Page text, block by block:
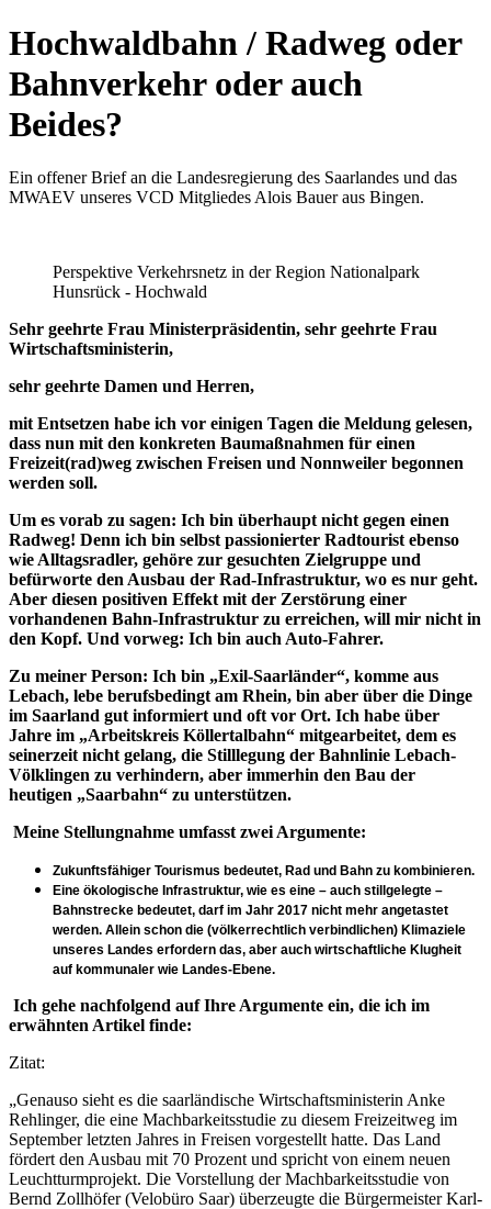
Hochwaldbahn / Radweg oder
Bahnverkehr oder auch
Beides?
Ein offener Brief an die Landesregierung des Saarlandes und das
MWAEV unseres VCD Mitgliedes Alois Bauer aus Bingen.
Perspektive Verkehrsnetz in der Region Nationalpark
Hunsrück - Hochwald
Sehr geehrte Frau Ministerpräsidentin, sehr geehrte Frau
Wirtschaftsministerin,
sehr geehrte Damen und Herren,
mit Entsetzen habe ich vor einigen Tagen die Meldung gelesen,
dass nun mit den konkreten Baumaßnahmen für einen
Freizeit(rad)weg zwischen Freisen und Nonnweiler begonnen
werden soll.
Um es vorab zu sagen: Ich bin überhaupt nicht gegen einen
Radweg! Denn ich bin selbst passionierter Radtourist ebenso
wie Alltagsradler, gehöre zur gesuchten Zielgruppe und
befürworte den Ausbau der Rad-Infrastruktur, wo es nur geht.
Aber diesen positiven Effekt mit der Zerstörung einer
vorhandenen Bahn-Infrastruktur zu erreichen, will mir nicht in
den Kopf. Und vorweg: Ich bin auch Auto-Fahrer.
Zu meiner Person: Ich bin „Exil-Saarländer“, komme aus
Lebach, lebe berufsbedingt am Rhein, bin aber über die Dinge
im Saarland gut informiert und oft vor Ort. Ich habe über
Jahre im „Arbeitskreis Köllertalbahn“ mitgearbeitet, dem es
seinerzeit nicht gelang, die Stilllegung der Bahnlinie Lebach-
Völklingen zu verhindern, aber immerhin den Bau der
heutigen „Saarbahn“ zu unterstützen.
Meine Stellungnahme umfasst zwei Argumente:
Zukunftsfähiger Tourismus bedeutet, Rad und Bahn zu kombinieren.
Eine ökologische Infrastruktur, wie es eine – auch stillgelegte –
Bahnstrecke bedeutet, darf im Jahr 2017 nicht mehr angetastet
werden. Allein schon die (völkerrechtlich verbindlichen) Klimaziele
unseres Landes erfordern das, aber auch wirtschaftliche Klugheit
auf kommunaler wie Landes-Ebene.
Ich gehe nachfolgend auf Ihre Argumente ein, die ich im
erwähnten Artikel finde:
Zitat:
„Genauso sieht es die saarländische Wirtschaftsministerin Anke
Rehlinger, die eine Machbarkeitsstudie zu diesem Freizeitweg im
September letzten Jahres in Freisen vorgestellt hatte. Das Land
fördert den Ausbau mit 70 Prozent und spricht von einem neuen
Leuchtturmprojekt. Die Vorstellung der Machbarkeitsstudie von
Bernd Zollhöfer (Velobüro Saar) überzeugte die Bürgermeister Karl-